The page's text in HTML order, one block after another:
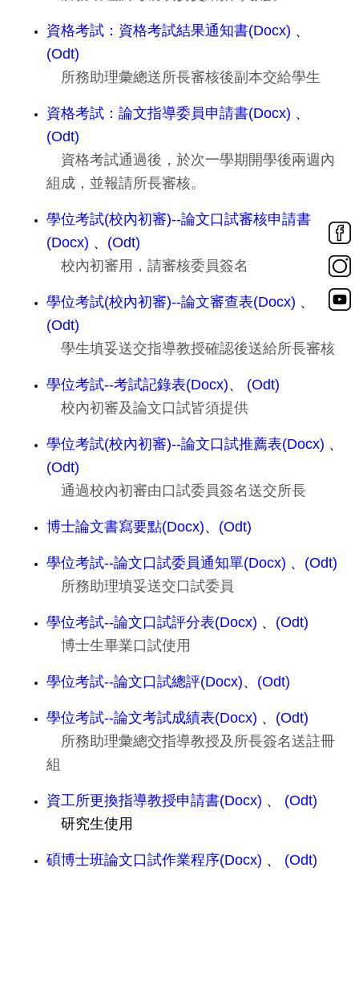
資格考試：資格考試結果通知書(Docx) 、
(Odt)
所務助理彙總送所長審核後副本交給學生
資格考試：論文指導委員申請書(Docx) 、
(Odt)
資格考試通過後，於次一學期開學後兩週內
組成，並報請所長審核。
學位考試(校內初審)--論文口試審核申請書
(Docx) 、 (Odt)
校內初審用，請審核委員簽名
學位考試(校內初審)--論文審查表(Docx) 、
(Odt)
學生填妥送交指導教授確認後送給所長審核
學位考試--考試記錄表(Docx)、 (Odt)
校內初審及論文口試皆須提供
學位考試(校內初審)--論文口試推薦表(Docx) 、
(Odt)
通過校內初審由口試委員簽名送交所長
博士論文書寫要點(Docx)、 (Odt)
學位考試--論文口試委員通知單(Docx) 、 (Odt)
所務助理填妥送交口試委員
學位考試--論文口試評分表(Docx) 、 (Odt)
博士生畢業口試使用
學位考試--論文口試總評(Docx)、 (Odt)
學位考試--論文考試成績表(Docx) 、 (Odt)
所務助理彙總交指導教授及所長簽名送註冊
組
資工所更換指導教授申請書(Docx) 、
(Odt)
研究生使用
碩博士班論文口試作業程序(Docx) 、 (Odt)